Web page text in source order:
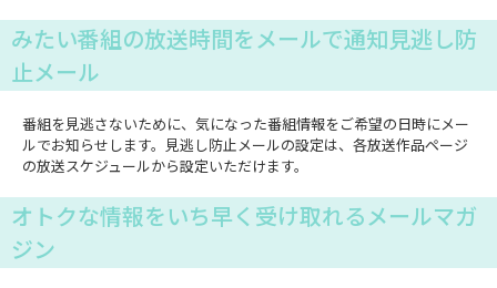
みたい番組の放送時間をメールで通知見逃し防
止メール
番組を見逃さないために、気になった番組情報をご希望の日時にメー
ルでお知らせします。見逃し防止メールの設定は、各放送作品ページ
の放送スケジュールから設定いただけます。
オトクな情報をいち早く受け取れるメールマガ
ジン